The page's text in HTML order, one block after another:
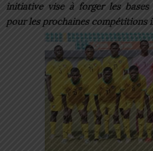
initiative vise à forger les bases
pour les prochaines compétitions